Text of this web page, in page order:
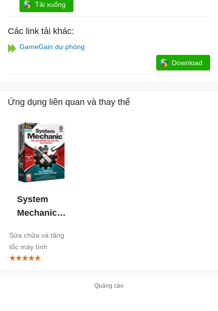
Tải xuống
Các link tải khác:
GameGain dự phòng
Download
Ứng dụng liên quan và thay thế
System
Mechanic
Sửa chữa và tăng
tốc máy tính